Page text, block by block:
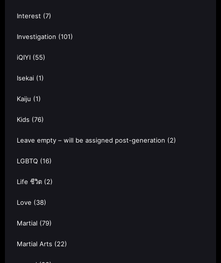
Interest (7)
Investigation (101)
iQIYI (55)
Isekai (1)
Kaiju (1)
Kids (76)
Leave empty – will be assigned post-generation (2)
LGBTQ (16)
Life ชีวิต (2)
Love (38)
Martial (79)
Martial Arts (22)